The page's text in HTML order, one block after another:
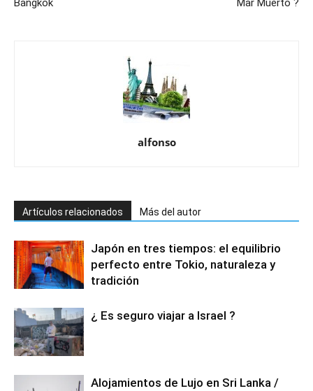
Bangkok Mar Muerto ?
alfonso
Artículos relacionados Más del autor
Japón en tres tiempos: el equilibrio
perfecto entre Tokio, naturaleza y
tradición
¿ Es seguro viajar a Israel ?
Alojamientos de Lujo en Sri Lanka /